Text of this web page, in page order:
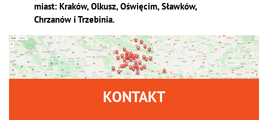
miast: Kraków, Olkusz, Oświęcim, Sławków,
Chrzanów i Trzebinia.
KONTAKT